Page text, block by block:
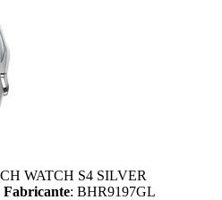
WATCH S4 SILVER
Fabricante: BHR9197GL